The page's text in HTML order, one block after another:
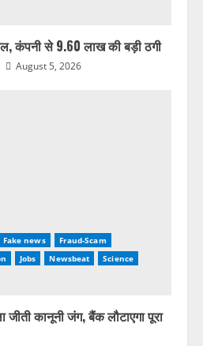
कंपनी से 9.60 लाख की बड़ी ठगी
August 5, 2026
Fake news
Fraud-Scam
Jobs Newsbeat
Science
कानूनी जंग, बैंक लौटाएगा पूरा